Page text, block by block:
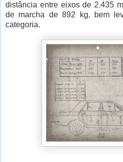
distância entre eixos de 2.435
de marcha de 892 kg, bem
categoria.